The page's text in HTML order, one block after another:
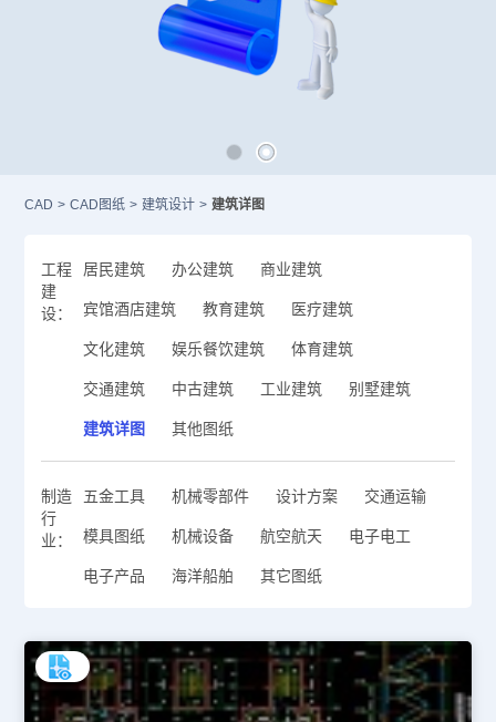
CAD > CAD图纸 > 建筑设计 > 建筑详图
工程
建
设：
居民建筑 办公建筑 商业建筑
宾馆酒店建筑 教育建筑 医疗建筑
文化建筑 娱乐餐饮建筑 体育建筑
交通建筑 中古建筑 工业建筑 别墅建筑
建筑详图 其他图纸
制造
行
业：
五金工具 机械零部件 设计方案 交通运输
模具图纸 机械设备 航空航天 电子电工
电子产品 海洋船舶 其它图纸